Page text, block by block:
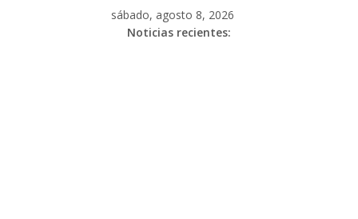
sábado, agosto 8, 2026
Noticias recientes: